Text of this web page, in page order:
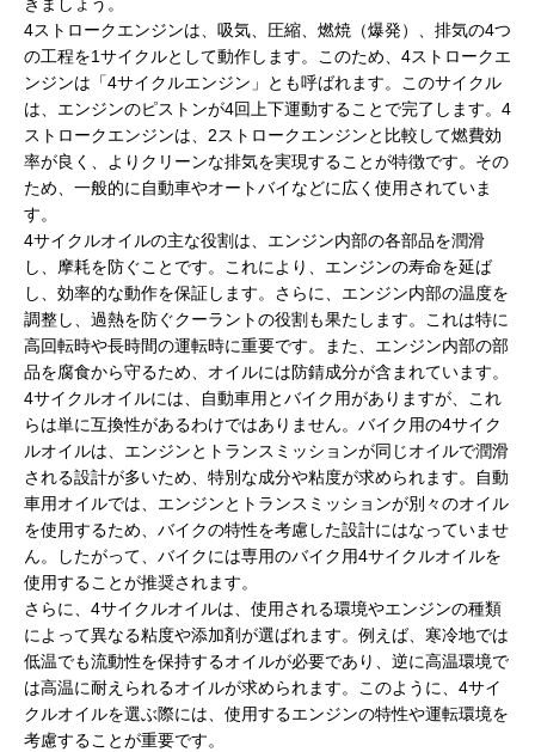
4ストロークエンジンは、吸気、圧縮、燃焼（爆発）、排気の4つ
の工程を1サイクルとして動作します。このため、4ストロークエ
ンジンは「4サイクルエンジン」とも呼ばれます。このサイクル
は、エンジンのピストンが4回上下運動することで完了します。4
ストロークエンジンは、2ストロークエンジンと比較して燃費効
率が良く、よりクリーンな排気を実現することが特徴です。その
ため、一般的に自動車やオートバイなどに広く使用されていま
す。
4サイクルオイルの主な役割は、エンジン内部の各部品を潤滑
し、摩耗を防ぐことです。これにより、エンジンの寿命を延ば
し、効率的な動作を保証します。さらに、エンジン内部の温度を
調整し、過熱を防ぐクーラントの役割も果たします。これは特に
高回転時や長時間の運転時に重要です。また、エンジン内部の部
品を腐食から守るため、オイルには防錆成分が含まれています。
4サイクルオイルには、自動車用とバイク用がありますが、これ
らは単に互換性があるわけではありません。バイク用の4サイク
ルオイルは、エンジンとトランスミッションが同じオイルで潤滑
される設計が多いため、特別な成分や粘度が求められます。自動
車用オイルでは、エンジンとトランスミッションが別々のオイル
を使用するため、バイクの特性を考慮した設計にはなっていませ
ん。したがって、バイクには専用のバイク用4サイクルオイルを
使用することが推奨されます。
さらに、4サイクルオイルは、使用される環境やエンジンの種類
によって異なる粘度や添加剤が選ばれます。例えば、寒冷地では
低温でも流動性を保持するオイルが必要であり、逆に高温環境で
は高温に耐えられるオイルが求められます。このように、4サイ
クルオイルを選ぶ際には、使用するエンジンの特性や運転環境を
考慮することが重要です。